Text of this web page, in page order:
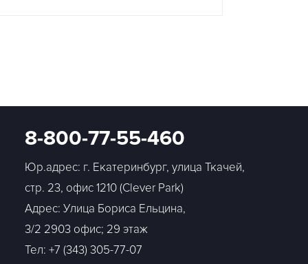
8-800-77-55-460
Юр.адрес: г. Екатеринбург, улица Ткачей,
стр. 23, офис 1210 (Clever Park)
Адрес: Улица Бориса Ельцина,
3/2 2903 офис; 29 этаж
Тел: +7 (343) 305-77-07